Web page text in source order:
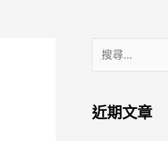
關
鍵
近期文章